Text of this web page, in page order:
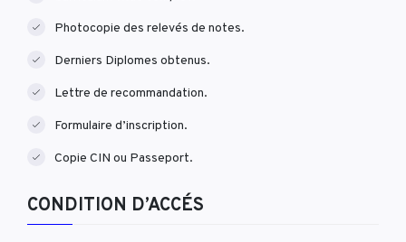
Photocopie des relevés de notes.
Derniers Diplomes obtenus.
Lettre de recommandation.
Formulaire d’inscription.
Copie CIN ou Passeport.
CONDITION D’ACCÉS